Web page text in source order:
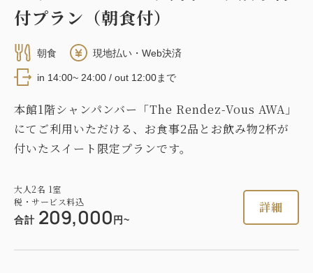
付プラン（朝食付）
朝食 現地払い・Web決済
in 14:00~ 24:00 / out 12:00まで
本館1階シャンパンバー「The Rendez-Vous AWA」
にてご利用いただける、お食事2品とお飲み物2杯が
付いたスイート限定プランです。
大人2名 1室
税・サービス料込
合計 209,000 円~
詳細